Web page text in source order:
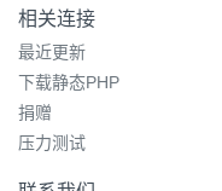
相关连接
最近更新
下载静态PHP
捐赠
压力测试